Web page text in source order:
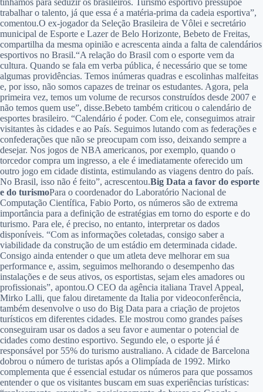
tínhamos para seduzir os brasileiros. Turismo esportivo pressupõe
trabalhar o talento, já que essa é a matéria-prima da cadeia esportiva”,
comentou.O ex-jogador da Seleção Brasileira de Vôlei e secretário
municipal de Esporte e Lazer de Belo Horizonte, Bebeto de Freitas,
compartilha da mesma opinião e acrescenta ainda a falta de calendários
esportivos no Brasil.“A relação do Brasil com o esporte vem da
cultura. Quando se fala em verba pública, é necessário que se tome
algumas providências. Temos inúmeras quadras e escolinhas malfeitas
e, por isso, não somos capazes de treinar os estudantes. Agora, pela
primeira vez, temos um volume de recursos construídos desde 2007 e
não temos quem use”, disse.Bebeto também criticou o calendário de
esportes brasileiro. “Calendário é poder. Com ele, conseguimos atrair
visitantes às cidades e ao País. Seguimos lutando com as federações e
confederações que não se preocupam com isso, deixando sempre a
desejar. Nos jogos de NBA americanos, por exemplo, quando o
torcedor compra um ingresso, a ele é imediatamente oferecido um
outro jogo em cidade distinta, estimulando as viagens dentro do país.
No Brasil, isso não é feito”, acrescentou.Big Data a favor do esporte
e do turismoPara o coordenador do Laboratório Nacional de
Computação Científica, Fabio Porto, os números são de extrema
importância para a definição de estratégias em torno do esporte e do
turismo. Para ele, é preciso, no entanto, interpretar os dados
disponíveis. “Com as informações coletadas, consigo saber a
viabilidade da construção de um estádio em determinada cidade.
Consigo ainda entender o que um atleta deve melhorar em sua
performance e, assim, seguimos melhorando o desempenho das
instalações e de seus ativos, os esportistas, sejam eles amadores ou
profissionais”, apontou.O CEO da agência italiana Travel Appeal,
Mirko Lalli, que falou diretamente da Italia por videoconferência,
também desenvolve o uso do Big Data para a criação de projetos
turísticos em diferentes cidades. Ele mostrou como grandes países
conseguiram usar os dados a seu favor e aumentar o potencial de
cidades como destino esportivo. Segundo ele, o esporte já é
responsável por 55% do turismo australiano. A cidade de Barcelona
dobrou o número de turistas após a Olimpíada de 1992. Mirko
complementa que é essencial estudar os números para que possamos
entender o que os visitantes buscam em suas experiências turísticas: